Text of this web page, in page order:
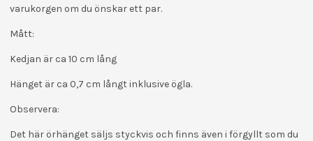
varukorgen om du önskar ett par.
Mått:
Kedjan är ca 10 cm lång
Hänget är ca 0,7 cm långt inklusive ögla.
Observera:
Det här örhänget säljs styckvis och finns även i förgyllt som du